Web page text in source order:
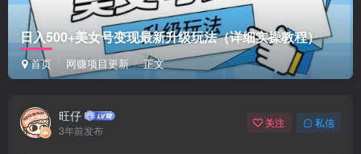
日入500+美女号变现最新升级玩法（详细实操教程）
首页 网赚项目更新 正文
旺仔
3年前发布
关注 私信